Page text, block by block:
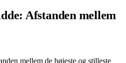
Afstanden mellem
mellem de højeste og stilleste